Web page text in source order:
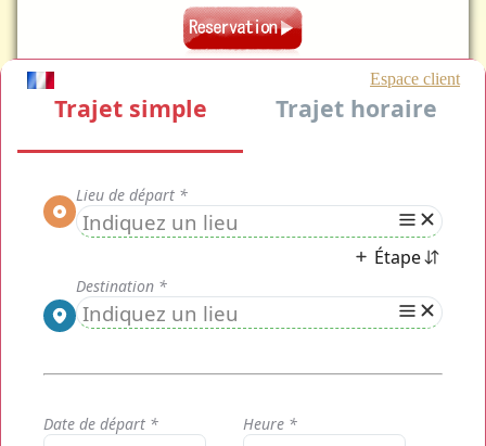
Les Taxi Moto Le Royal Monceau, disponibles
Découvrez sans attente nos services de transport Taxi
Découvrez les nombreux avantages des services de transport privé Taxi
Moto Le Royal Monceau
- Disponibilité 24/24h et 7/7j
- Transport rapide et efficace, véhicule sélectionné en
fonction du trajet
embouteillages